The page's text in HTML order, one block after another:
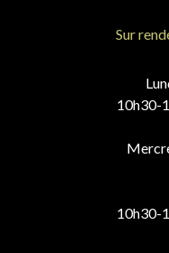
Sur
10h30-
10h30-